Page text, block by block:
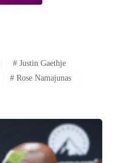
# Justin Gaethje
# Rose Namajunas